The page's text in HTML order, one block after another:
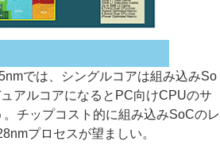
では、シングルコアは組み込みSo
アルコアになるとPC向けCPUのサ
チップコスト的に組み込みSoCのレ
プロセスが望ましい。